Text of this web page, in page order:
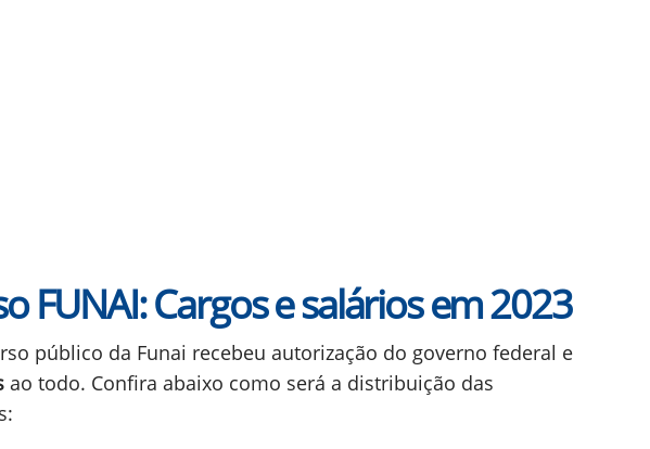
FUNAI: Cargos e salários em 2023
público da Funai recebeu autorização do governo federal e
ao todo. Confira abaixo como será a distribuição das